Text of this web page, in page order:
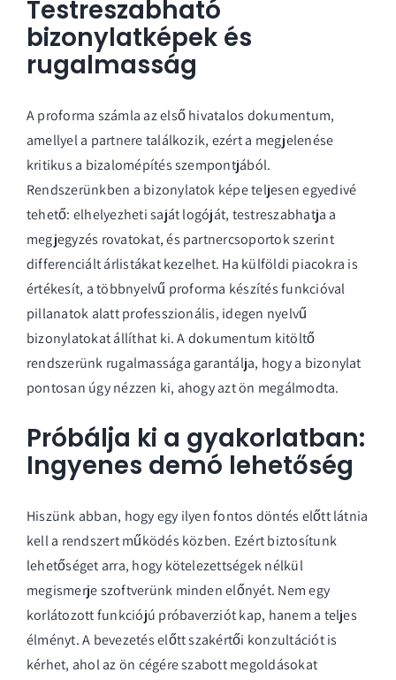
Testreszabható
bizonylatképek és
rugalmasság
A proforma számla az első hivatalos dokumentum,
amellyel a partnere találkozik, ezért a megjelenése
kritikus a bizalomépítés szempontjából.
Rendszerünkben a bizonylatok képe teljesen egyedivé
tehető: elhelyezheti saját logóját, testreszabhatja a
megjegyzés rovatokat, és partnercsoportok szerint
differenciált árlistákat kezelhet. Ha külföldi piacokra is
értékesít, a többnyelvű proforma készítés funkcióval
pillanatok alatt professzionális, idegen nyelvű
bizonylatokat állíthat ki. Adokumentum kitöltő
rendszerünk rugalmassága garantálja, hogy a bizonylat
pontosan úgy nézzen ki, ahogy azt ön megálmodta.
Próbálja ki a gyakorlatban:
Ingyenes demó lehetőség
Hiszünk abban, hogy egy ilyen fontos döntés előtt látnia
kell a rendszert működés közben. Ezért biztosítunk
lehetőséget arra, hogy kötelezettségek nélkül
megismerje szoftverünk minden előnyét. Nem egy
korlátozott funkciójú próbaverziót kap, hanem a teljes
élményt. A bevezetés előtt szakértői konzultációt is
kérhet, ahol az ön cégére szabott megoldásokat